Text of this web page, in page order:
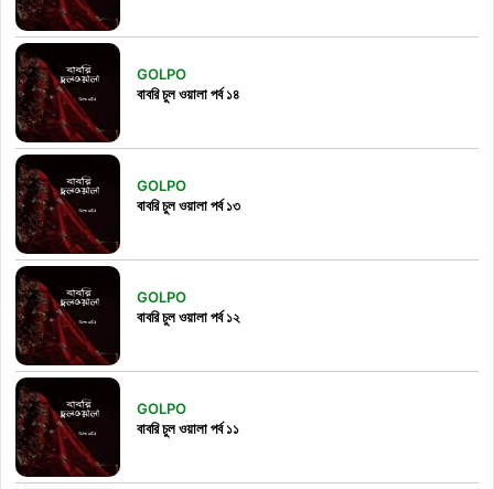
GOLPO
বাবরি চুল ওয়ালা পর্ব ১৪
GOLPO
বাবরি চুল ওয়ালা পর্ব ১৩
GOLPO
বাবরি চুল ওয়ালা পর্ব ১২
GOLPO
বাবরি চুল ওয়ালা পর্ব ১১